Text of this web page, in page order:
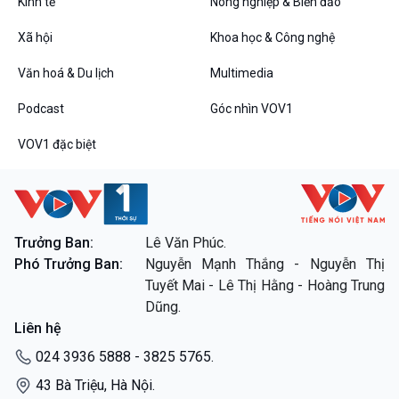
Chuyển đổi Xanh
Tài nguyên và Môi trường
Chuyên gia của bạn
Xã hội chuyển động
Sống chung với biến đổi
khí hậu
Tin Văn hoá & Du lịch
Chát với người nổi tiếng
Câu chuyện Thể thao
E-Magazine
Góc nhìn VOV1
Xã hội Khoa học & Công nghệ
Văn hoá & Du lịch Multimedia
Podcast Góc nhìn VOV1
VOV1 đặc biệt
Trưởng Ban:
Lê Văn Phúc.
Phó Trưởng Ban:
Nguyễn Mạnh Thắng - Nguyễn Thị
Tuyết Mai - Lê Thị Hằng - Hoàng Trung
Dũng.
Liên hệ
024 3936 5888 - 3825 5765.
43 Bà Triệu, Hà Nội.